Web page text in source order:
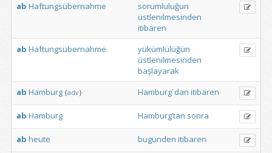
ab Haftungsübernahme
sorumluluğun
üstlenilmesinden
itibaren
ab Haftungsübernahme
yükümlülüğün
üstlenilmesinden
başlayarak
ab Hamburg {adv} Hamburg`dan itibaren
ab Hamburg Hamburg’tan sonra
ab heute bugünden itibaren